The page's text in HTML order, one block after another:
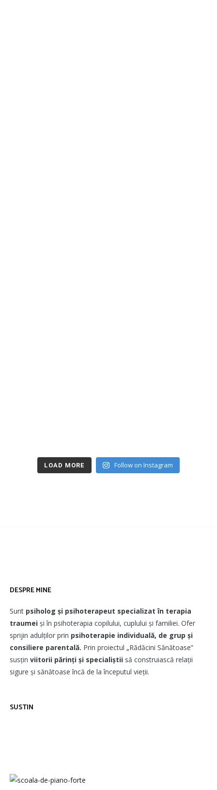
LOAD MORE Follow on Instagram
DESPRE MINE
Sunt psiholog și psihoterapeut specializat în terapia
traumei și în psihoterapia copilului, cuplului și familiei. Ofer
sprijin adulților prin psihoterapie individuală, de grup și
consiliere parentală. Prin proiectul „Rădăcini Sănătoase”
susțin viitorii părinți și specialiștii să construiască relații
sigure și sănătoase încă de la începutul vieții.
SUSTIN